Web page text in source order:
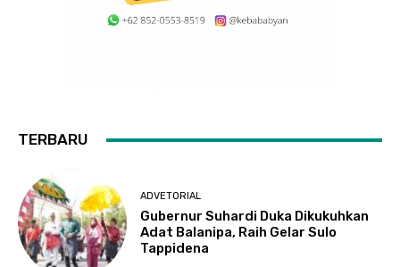
TERBARU
ADVETORIAL
Gubernur Suhardi Duka Dikukuhkan
Adat Balanipa, Raih Gelar Sulo
Tappidena